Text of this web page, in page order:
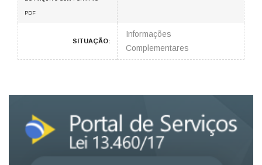
PDF
SITUAÇÃO:
Informações
Complementares